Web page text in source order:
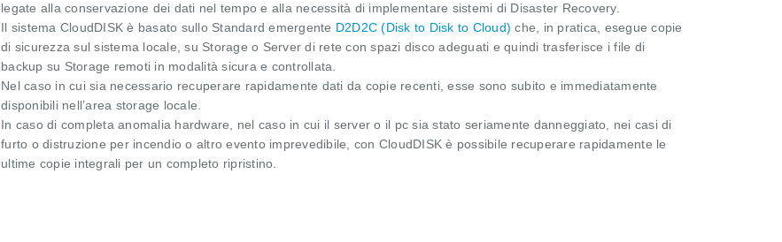
legate alla conservazione dei dati nel tempo e alla necessità di implementare sistemi di Disaster Recovery.
Il sistema CloudDISK è basato sullo Standard emergente D2D2C (Disk to Disk to Cloud) che, in pratica, esegue copie
di sicurezza sul sistema locale, su Storage o Server di rete con spazi disco adeguati e quindi trasferisce i file di
backup su Storage remoti in modalità sicura e controllata.
Nel caso in cui sia necessario recuperare rapidamente dati da copie recenti, esse sono subito e immediatamente
disponibili nell’area storage locale.
In caso di completa anomalia hardware, nel caso in cui il server o il pc sia stato seriamente danneggiato, nei casi di
furto o distruzione per incendio o altro evento imprevedibile, con CloudDISK è possibile recuperare rapidamente le
ultime copie integrali per un completo ripristino.